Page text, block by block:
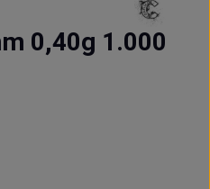
0,40g 1.000